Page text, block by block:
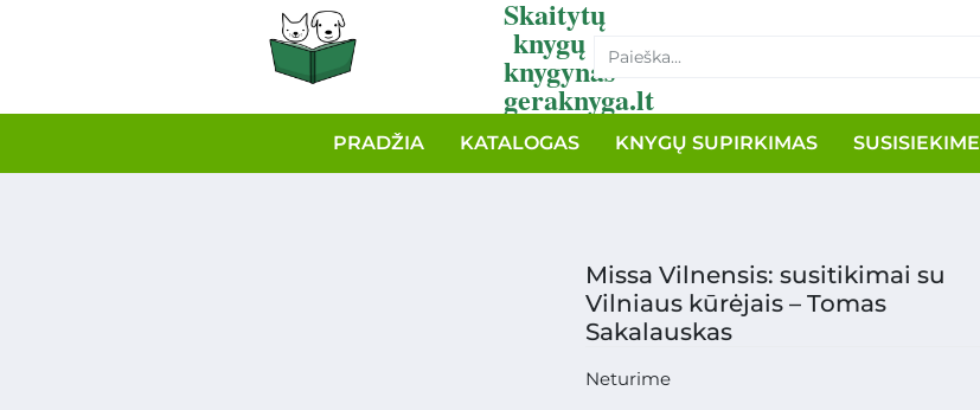
Skaitytų
knygų
knygynas
geraknyga.lt
PRADŽIA KATALOGAS KNYGŲ SUPIRKIMAS SUSISIEKIME
Missa Vilnensis: susitikimai su
Vilniaus kūrėjais – Tomas
Sakalauskas
Neturime